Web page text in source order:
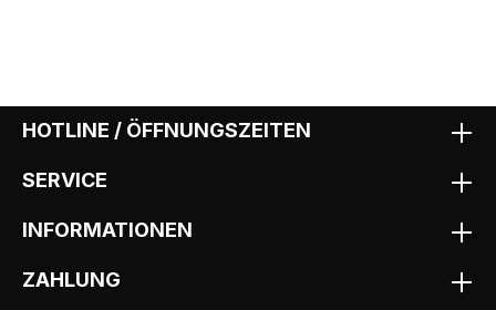
HOTLINE / ÖFFNUNGSZEITEN
SERVICE
INFORMATIONEN
ZAHLUNG